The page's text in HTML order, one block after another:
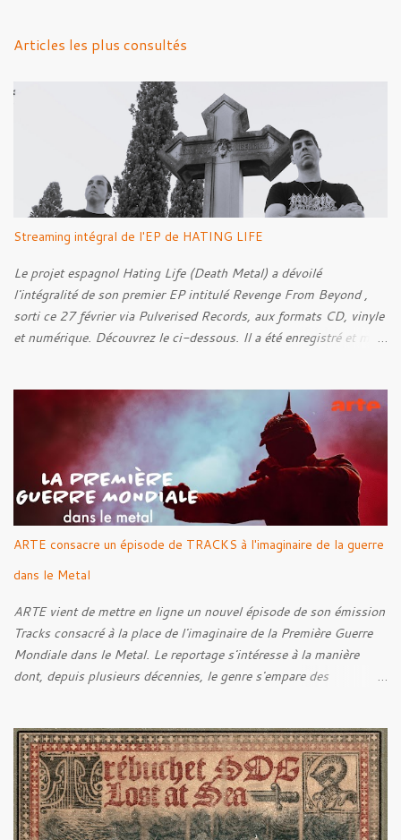
Articles les plus consultés
Streaming intégral de l'EP de HATING LIFE
Le projet espagnol Hating Life (Death Metal) a dévoilé
l'intégralité de son premier EP intitulé Revenge From Beyond ,
sorti ce 27 février via Pulverised Records, aux formats CD, vinyle
et numérique. Découvrez le ci-dessous. Il a été enregistré et mixé
Rebellion Against The Vile 05. Revenge From Beyond 06. The
Sense Of Fear
ARTE consacre un épisode de TRACKS à l'imaginaire de la guerre
dans le Metal
ARTE vient de mettre en ligne un nouvel épisode de son émission
Tracks consacré à la place de l'imaginaire de la Première Guerre
Mondiale dans le Metal. Le reportage s'intéresse à la manière
dont, depuis plusieurs décennies, le genre s'empare des
cette réflexion, Tracks est allé à la rencontre de Noise (
Kanonenfieber ) et de Dmytro Kumar ( 1914 ), qui reviennent sur
leur intérêt pour la Première Guerre mondiale. Le documentaire
donne également la parole au producteur Kristian "Kohle"
Kohlmannslehner, collaborateur de 1914 , ainsi qu'à l'historien